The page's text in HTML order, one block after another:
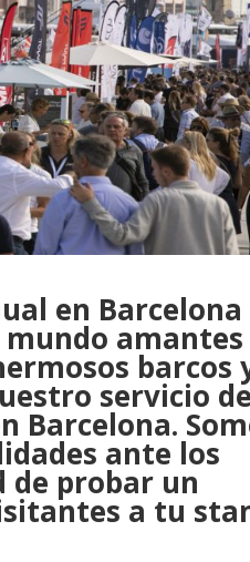
en Barcelona
amantes
barcos
servicio de
Barcelona.
ante los
de probar un
a tu